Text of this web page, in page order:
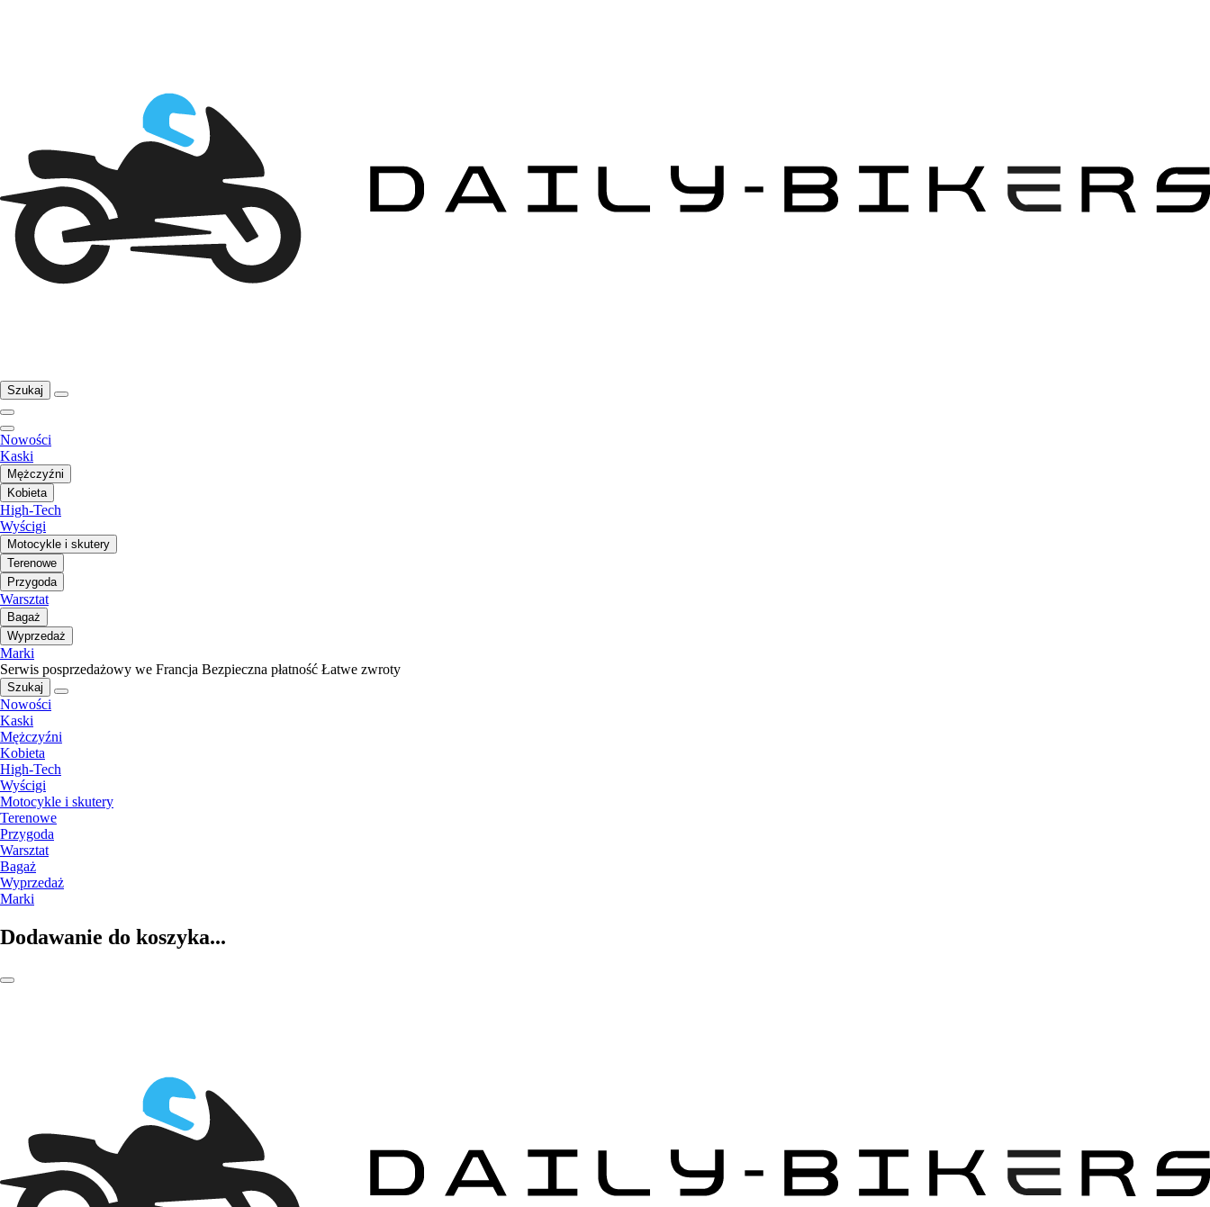
Szukaj
Nowości
Kaski
Mężczyźni
Kobieta
High-Tech
Wyścigi
Motocykle i skutery
Terenowe
Przygoda
Warsztat
Bagaż
Wyprzedaż
Marki
Serwis posprzedażowy we Francja Bezpieczna płatność Łatwe zwroty
Szukaj
Nowości
Kaski
Mężczyźni
Kobieta
High-Tech
Wyścigi
Motocykle i skutery
Terenowe
Przygoda
Warsztat
Bagaż
Wyprzedaż
Marki
Dodawanie do koszyka...